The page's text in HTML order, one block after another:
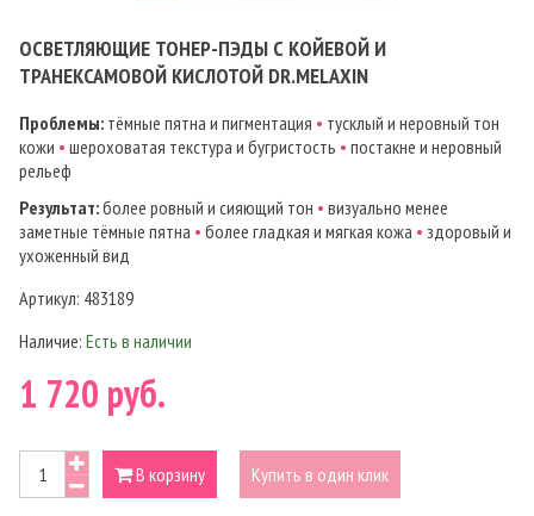
ОСВЕТЛЯЮЩИЕ ТОНЕР-ПЭДЫ С КОЙЕВОЙ И
ТРАНЕКСАМОВОЙ КИСЛОТОЙ DR.MELAXIN
Проблемы: тёмные пятна и пигментация • тусклый и неровный тон
кожи • шероховатая текстура и бугристость • постакне и неровный
рельеф
Результат:более ровный и сияющий тон • визуально менее
заметные тёмные пятна • более гладкая и мягкая кожа • здоровый и
ухоженный вид
Артикул: 483189
Наличие: Есть в наличии
1 720 руб.
В корзину Купить в один клик